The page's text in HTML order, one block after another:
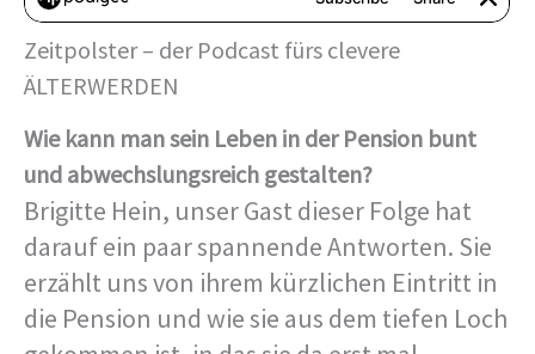
Zeitpolster – der Podcast fürs clevere
ÄLTERWERDEN
Wie kann man sein Leben in der Pension bunt
und abwechslungsreich gestalten?
Brigitte Hein, unser Gast dieser Folge hat
darauf ein paar spannende Antworten. Sie
erzählt uns von ihrem kürzlichen Eintritt in
die Pension und wie sie aus dem tiefen Loch